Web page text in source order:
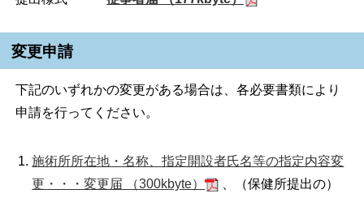
変更申請
下記のいずれかの変更がある場合は、各必要書類により
申請を行ってください。
施術所所在地・名称、指定開設者氏名等の指定内容変
更・・・変更届 （300kbyte）
、（保健所提出の）